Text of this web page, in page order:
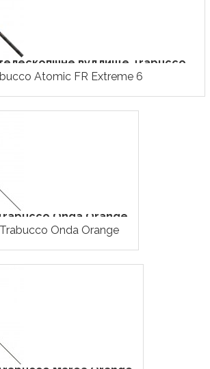
вудлище Trabucco...
Atomic FR Extreme 6
Onda Orange
Onda Orange